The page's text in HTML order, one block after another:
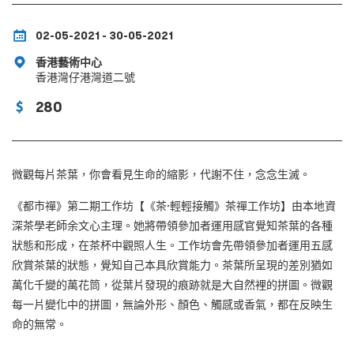
02-05-2021 - 30-05-2021
香港藝術中心
香港灣仔港灣道二號
280
微觀每片茶葉，你會看見生命的縮影，代謝不住，念念生滅。
《都市禪》第二期工作坊【《茶·輕輕接觸》茶禪工作坊】由本地資
深茶學老師余文心主理。她將帶領參加者運用感官覺知茶葉的各種
狀態和形成，在茶杯中觀照人生。工作坊會先帶領參加者運用五感
欣賞茶葉的狀態，覺知自己本具欣賞能力。茶葉所呈現的差別猶如
萬化千變的萬花筒，從葉片發現的痕跡就是大自然裡的拼圖。微觀
每一片變化中的拼圖，無論外形、顏色、觸感或香氣，都在反映生
命的無常。